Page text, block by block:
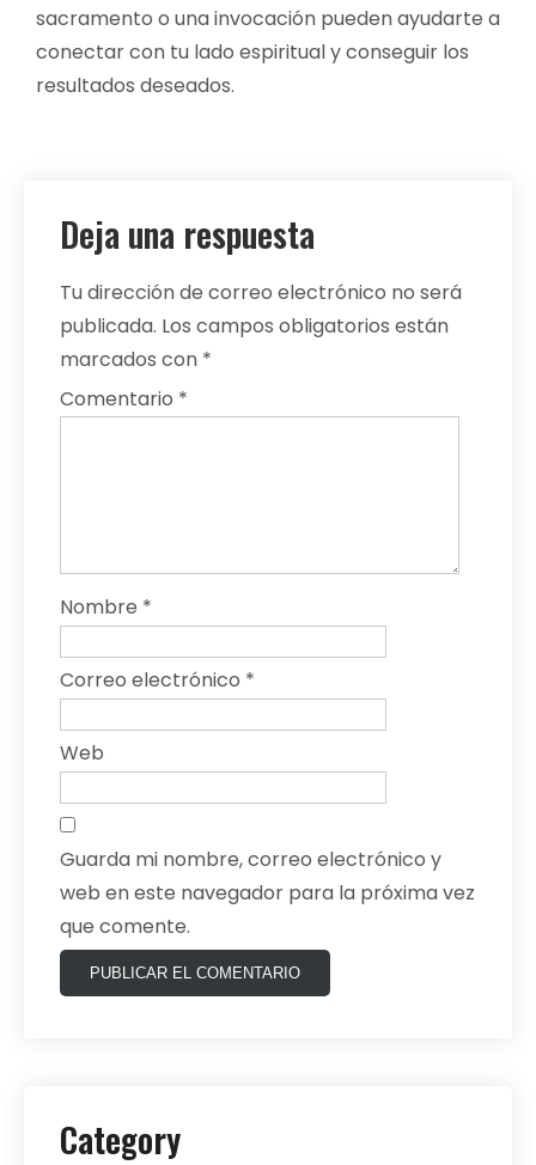
sacramento o una invocación pueden ayudarte a
conectar con tu lado espiritual y conseguir los
resultados deseados.
Deja una respuesta
Tu dirección de correo electrónico no será
publicada. Los campos obligatorios están
marcados con *
Comentario *
Nombre *
Correo electrónico *
Web
Guarda mi nombre, correo electrónico y
web en este navegador para la próxima vez
que comente.
Category